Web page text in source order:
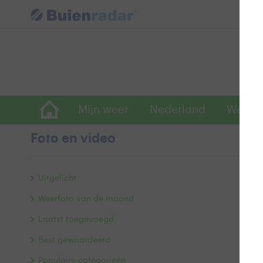
Mijn weer Nederland
Foto en video
Uitgelicht
Weerfoto van de maand
Laatst toegevoegd
Best gewaardeerd
Populaire categorieën